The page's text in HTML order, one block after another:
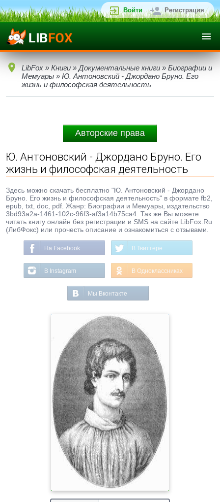
Войти Регистрация
LibFox » Книги » Документальные книги » Биографии и
Мемуары » Ю. Антоновский - Джордано Бруно. Его
жизнь и философская деятельность
Авторские права
Ю. Антоновский - Джордано Бруно. Его
жизнь и философская деятельность
Здесь можно скачать бесплатно "Ю. Антоновский - Джордано
Бруно. Его жизнь и философская деятельность" в формате fb2,
epub, txt, doc, pdf. Жанр: Биографии и Мемуары, издательство
3bd93a2a-1461-102c-96f3-af3a14b75ca4. Так же Вы можете
читать книгу онлайн без регистрации и SMS на сайте LibFox.Ru
(ЛибФокс) или прочесть описание и ознакомиться с отзывами.
На Facebook В Твиттере
В Instagram В Одноклассниках
Мы Вконтакте